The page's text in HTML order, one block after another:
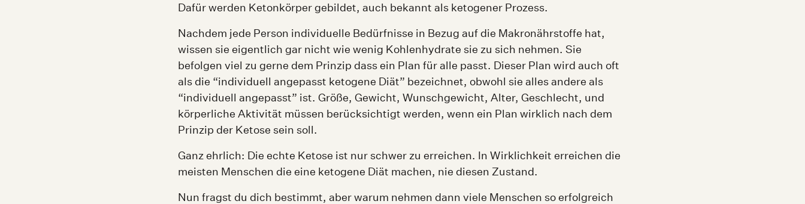
Dafür werden Ketonkörper gebildet, auch bekannt als ketogener Prozess.
Nachdem jede Person individuelle Bedürfnisse in Bezug auf die Makronährstoffe hat,
wissen sie eigentlich gar nicht wie wenig Kohlenhydrate sie zu sich nehmen. Sie
befolgen viel zu gerne dem Prinzip dass ein Plan für alle passt. Dieser Plan wird auch oft
als die “individuell angepasst ketogene Diät” bezeichnet, obwohl sie alles andere als
“individuell angepasst” ist. Größe, Gewicht, Wunschgewicht, Alter, Geschlecht, und
körperliche Aktivität müssen berücksichtigt werden, wenn ein Plan wirklich nach dem
Prinzip der Ketose sein soll.
Ganz ehrlich: Die echte Ketose ist nur schwer zu erreichen. In Wirklichkeit erreichen die
meisten Menschen die eine ketogene Diät machen, nie diesen Zustand.
Nun fragst du dich bestimmt, aber warum nehmen dann viele Menschen so erfolgreich